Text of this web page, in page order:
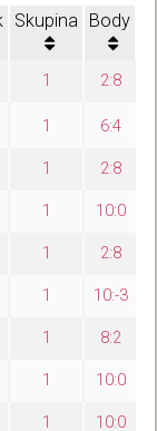
Skupina Body
1
2:8
1
6:4
1
2:8
1
10:0
1
2:8
1
10:-3
1
8:2
1
10:0
1
10:0